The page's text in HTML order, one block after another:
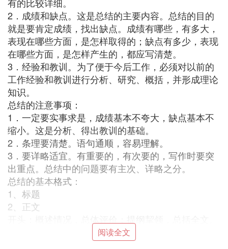
2．成绩和缺点。这是总结的主要内容。总结的目的
就是要肯定成绩，找出缺点。成绩有哪些，有多大，
表现在哪些方面，是怎样取得的；缺点有多少，表现
在哪些方面，是怎样产生的，都应写清楚。
3．经验和教训。为了便于今后工作，必须对以前的
工作经验和教训进行分析、研究、概括，并形成理论
知识。
总结的注意事项：
1．一定要实事求是，成绩基本不夸大，缺点基本不
缩小。这是分析、得出教训的基础。
2．条理要清楚。语句通顺，容易理解。
3．要详略适宜。有重要的，有次要的，写作时要突
出重点。总结中的问题要有主次、详略之分。
总结的基本格式 ：
1、标题
2、正文
主体：分析成绩缺憾，总结经验教训。
结尾：分析问题，明确方向。
阅读全文